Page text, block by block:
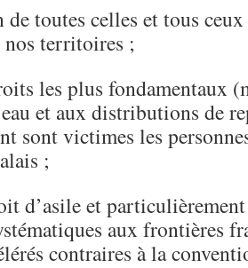
toutes celles et tous
territoires ;
les plus fondamentaux
et aux distributions de
sont victimes les
;
d’asile et
aux frontières
contraires à la